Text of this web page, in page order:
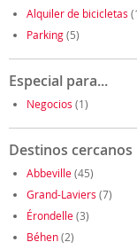
Alquiler de bicicletas
Parking(5)
Especial para...
Negocios (1)
Destinos cercanos
Abbeville(45)
Grand-Laviers (7)
Érondelle(3)
Béhen(2)